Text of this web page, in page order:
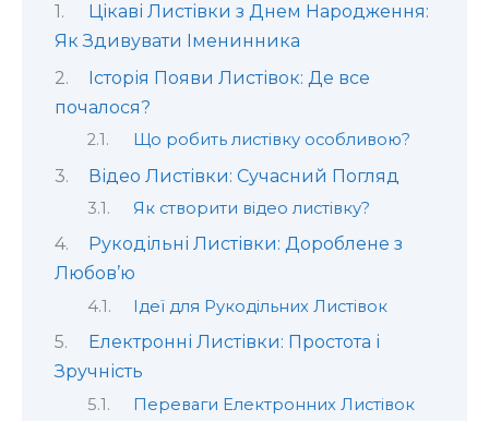
Цікаві Листівки з Днем Народження:
Як Здивувати Іменинника
Історія Появи Листівок: Де все
почалося?
Що робить листівку особливою?
Відео Листівки: Сучасний Погляд
Як створити відео листівку?
Рукодільні Листівки: Дороблене з
Любов’ю
Ідеї для Рукодільних Листівок
Електронні Листівки: Простота і
Зручність
Переваги Електронних Листівок